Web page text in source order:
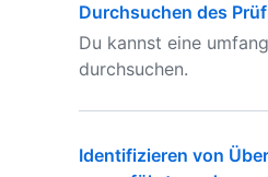
Durchsuchen des
Du kannst eine
durchsuchen.
Identifizieren von